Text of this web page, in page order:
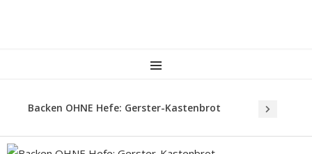
MENU
Backen OHNE Hefe: Gerster-Kastenbrot